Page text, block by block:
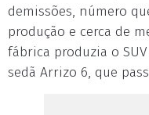
demissões, número
produção e cerca de
fábrica produzia o
sedã Arrizo 6, que